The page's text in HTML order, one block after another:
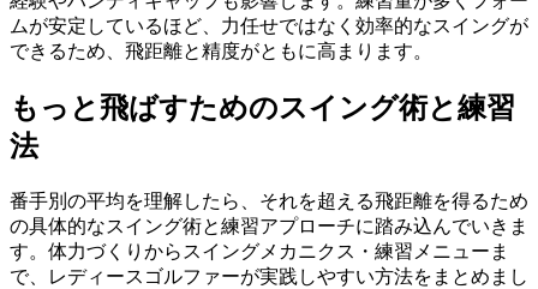
ムが安定しているほど、力任せではなく効率的なスイングが
できるため、飛距離と精度がともに高まります。
もっと飛ばすためのスイング術と練習
法
番手別の平均を理解したら、それを超える飛距離を得るため
の具体的なスイング術と練習アプローチに踏み込んでいきま
す。体力づくりからスイングメカニクス・練習メニューま
で、レディースゴルファーが実践しやすい方法をまとめまし